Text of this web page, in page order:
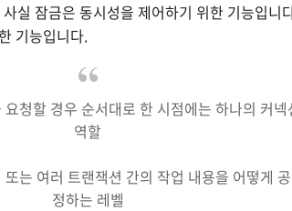
실 잠금은 동시성을 제어하기 위한 기능입니
기능입니다.
청할 경우 순서대로 한 시점에는 하나의 커
역할
는 여러 트랜잭션 간의 작업 내용을 어떻게
정하는 레벨